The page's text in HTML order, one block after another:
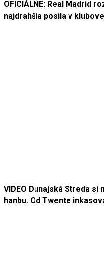
OFICIÁLNE: Real Madrid
najdrahšia posila v
VIDEO Dunajská Streda si
hanbu. Od Twente